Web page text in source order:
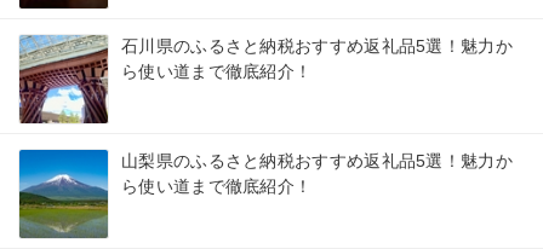
石川県のふるさと納税おすすめ返礼品5選！魅力か
ら使い道まで徹底紹介！
山梨県のふるさと納税おすすめ返礼品5選！魅力か
ら使い道まで徹底紹介！